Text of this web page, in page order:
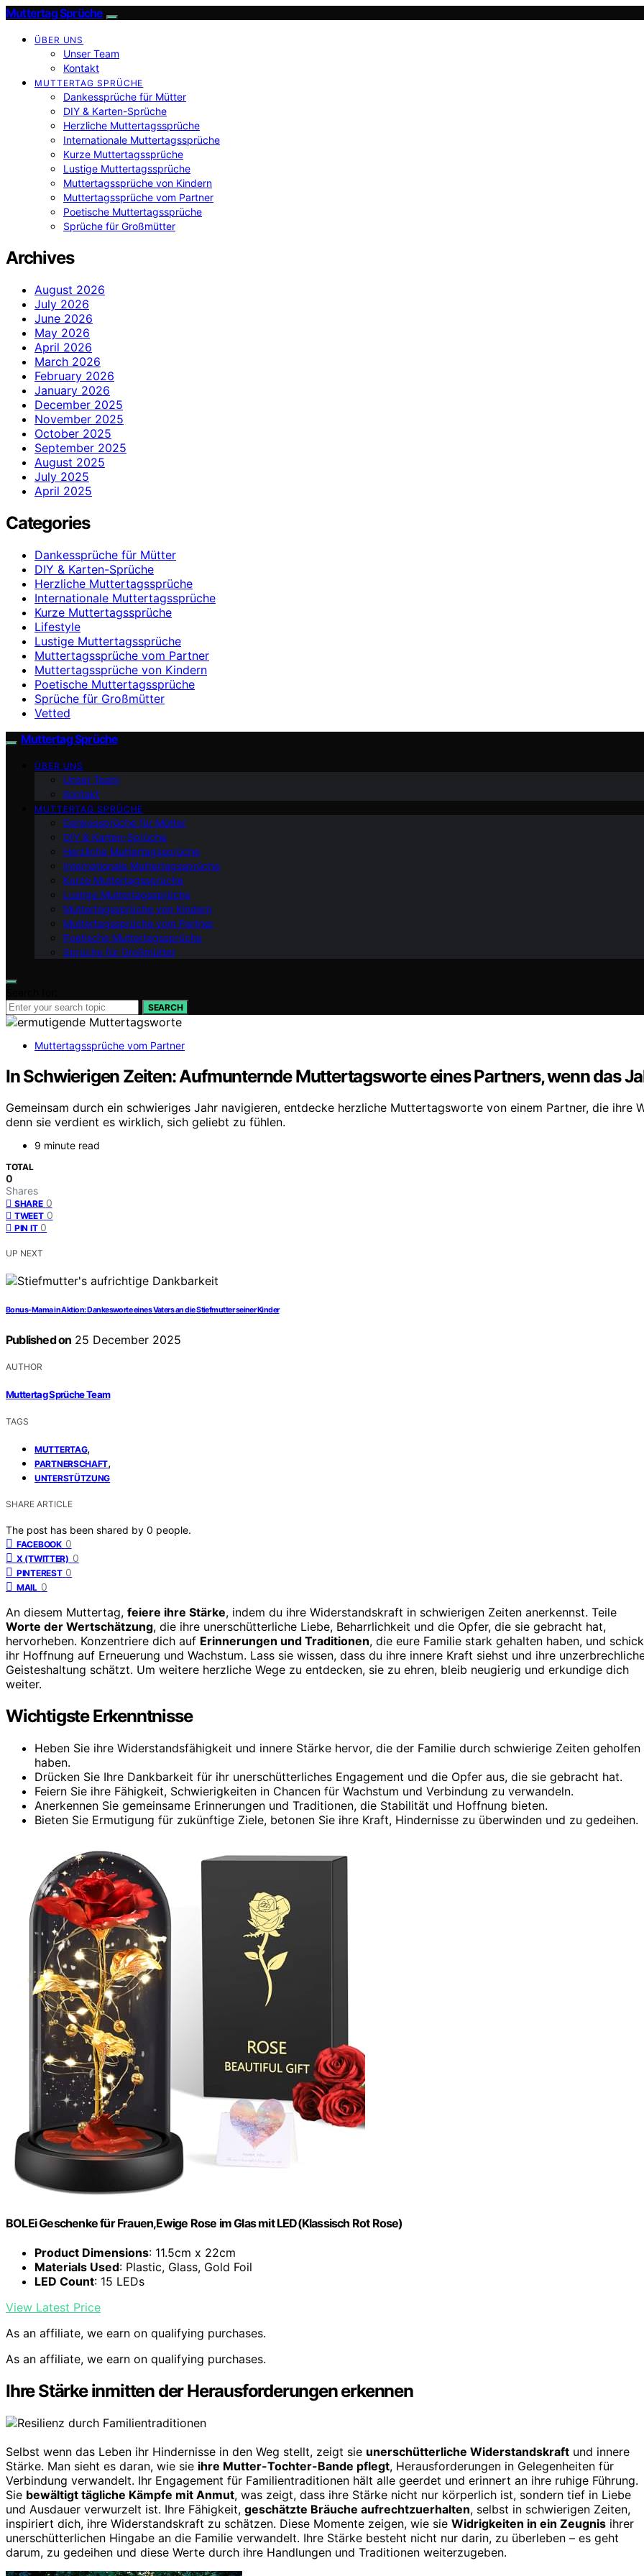
Muttertag Sprüche
ÜBER UNS
Unser Team
Kontakt
MUTTERTAG SPRÜCHE
Dankessprüche für Mütter
DIY & Karten-Sprüche
Herzliche Muttertagssprüche
Internationale Muttertagssprüche
Kurze Muttertagssprüche
Lustige Muttertagssprüche
Muttertagssprüche von Kindern
Muttertagssprüche vom Partner
Poetische Muttertagssprüche
Sprüche für Großmütter
Archives
August 2026
July 2026
June 2026
May 2026
April 2026
March 2026
February 2026
January 2026
December 2025
November 2025
October 2025
September 2025
August 2025
July 2025
April 2025
Categories
Dankessprüche für Mütter
DIY & Karten-Sprüche
Herzliche Muttertagssprüche
Internationale Muttertagssprüche
Kurze Muttertagssprüche
Lifestyle
Lustige Muttertagssprüche
Muttertagssprüche vom Partner
Muttertagssprüche von Kindern
Poetische Muttertagssprüche
Sprüche für Großmütter
Vetted
Muttertag Sprüche
ÜBER UNS
Unser Team
Kontakt
MUTTERTAG SPRÜCHE
Dankessprüche für Mütter
DIY & Karten-Sprüche
Herzliche Muttertagssprüche
Internationale Muttertagssprüche
Kurze Muttertagssprüche
Lustige Muttertagssprüche
Muttertagssprüche von Kindern
Muttertagssprüche vom Partner
Poetische Muttertagssprüche
Sprüche für Großmütter
SEARCH
Muttertagssprüche vom Partner
In Schwierigen Zeiten: Aufmunternde Muttertagsworte eines Partners, wenn das
Gemeinsam durch ein schwieriges Jahr navigieren, entdecke herzliche Muttertagsworte von einem Partner, die ihre
denn sie verdient es wirklich, sich geliebt zu fühlen.
9 minute read
TOTAL
0
Shares
SHARE 0
TWEET 0
PIN IT 0
UP NEXT
Bonus-Mama in Aktion: Dankesworte eines Vaters an die Stiefmutter seiner Kinder
Published on 25 December 2025
AUTHOR
Muttertag Sprüche Team
TAGS
MUTTERTAG,
PARTNERSCHAFT,
UNTERSTÜTZUNG
SHARE ARTICLE
The post has been shared by 0 people.
FACEBOOK 0
X (TWITTER) 0
PINTEREST 0
MAIL 0
An diesem Muttertag, feiere ihre Stärke, indem du ihre Widerstandskraft in schwierigen Zeiten anerkennst. Teile
Worte der Wertschätzung, die ihre unerschütterliche Liebe, Beharrlichkeit und die Opfer, die sie gebracht hat,
hervorheben. Konzentriere dich auf Erinnerungen und Traditionen, die eure Familie stark gehalten haben, und
ihr Hoffnung auf Erneuerung und Wachstum. Lass sie wissen, dass du ihre innere Kraft siehst und ihre
Geisteshaltung schätzt. Um weitere herzliche Wege zu entdecken, sie zu ehren, bleib neugierig und erkundige dich
weiter.
Wichtigste Erkenntnisse
Heben Sie ihre Widerstandsfähigkeit und innere Stärke hervor, die der Familie durch schwierige Zeiten geholfen
haben.
Drücken Sie Ihre Dankbarkeit für ihr unerschütterliches Engagement und die Opfer aus, die sie gebracht hat.
Feiern Sie ihre Fähigkeit, Schwierigkeiten in Chancen für Wachstum und Verbindung zu verwandeln.
Anerkennen Sie gemeinsame Erinnerungen und Traditionen, die Stabilität und Hoffnung bieten.
Bieten Sie Ermutigung für zukünftige Ziele, betonen Sie ihre Kraft, Hindernisse zu überwinden und zu gedeihen.
BOLEi Geschenke für Frauen,Ewige Rose im Glas mit LED(Klassisch Rot Rose)
Product Dimensions: 11.5cm x 22cm
Materials Used: Plastic, Glass, Gold Foil
LED Count: 15 LEDs
View Latest Price
As an affiliate, we earn on qualifying purchases.
As an affiliate, we earn on qualifying purchases.
Ihre Stärke inmitten der Herausforderungen erkennen
Selbst wenn das Leben ihr Hindernisse in den Weg stellt, zeigt sie unerschütterliche Widerstandskraft und innere
Stärke. Man sieht es daran, wie sie ihre Mutter-Tochter-Bande pflegt, Herausforderungen in Gelegenheiten für
Verbindung verwandelt. Ihr Engagement für Familientraditionen hält alle geerdet und erinnert an ihre ruhige Führung.
Sie bewältigt tägliche Kämpfe mit Anmut, was zeigt, dass ihre Stärke nicht nur körperlich ist, sondern tief in Liebe
und Ausdauer verwurzelt ist. Ihre Fähigkeit, geschätzte Bräuche aufrechtzuerhalten, selbst in schwierigen Zeiten,
inspiriert dich, ihre Widerstandskraft zu schätzen. Diese Momente zeigen, wie sie Widrigkeiten in ein Zeugnis ihrer
unerschütterlichen Hingabe an die Familie verwandelt. Ihre Stärke besteht nicht nur darin, zu überleben – es geht
darum, zu gedeihen und diese Werte durch ihre Handlungen und Traditionen weiterzugeben.